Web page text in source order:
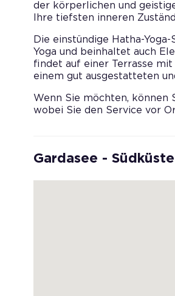
der körperlichen und
Ihre tiefsten inneren
Die einstündige Hatha-
Yoga und beinhaltet auch
findet auf einer Terrasse
einem gut ausgestatteten
Wenn Sie möchten, können
wobei Sie den Service vor
Gardasee -